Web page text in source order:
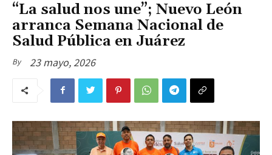
“La salud nos une”; Nuevo León
arranca Semana Nacional de
Salud Pública en Juárez
By 23 mayo, 2026